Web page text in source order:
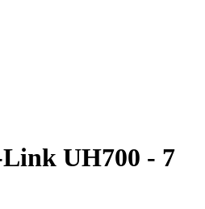
UH700 - 7